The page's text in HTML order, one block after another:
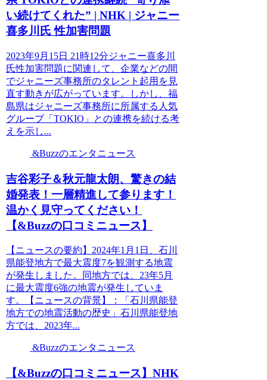
い続けてくれた” | NHK | ジャニー
喜多川氏 性加害問題
2023年9月15日 21時12分ジャニー喜多川
氏性加害問題に関連して、企業などの間
でジャニーズ事務所のタレント起用を見
直す動きが広がっています。しかし、福
島県はジャニーズ事務所に所属する人気
グループ「TOKIO」との連携を続ける考
えを示し...
&Buzzのエンタニュース
吉谷彩子＆秋元龍太朗、驚きの結
婚発表！一層精進して参ります！
温かく見守ってください！
【&Buzzの口コミニュース】
【ニュースの要約】2024年1月1日、石川
県能登地方で最大震度7を観測する地震
が発生しました。同地方では、23年5月
に最大震度6強の地震が発生していま
す。【ニュースの背景】：「石川県能登
地方での地震活動の歴史」石川県能登地
方では、2023年...
&Buzzのエンタニュース
【&Buzzの口コミニュース】NHK